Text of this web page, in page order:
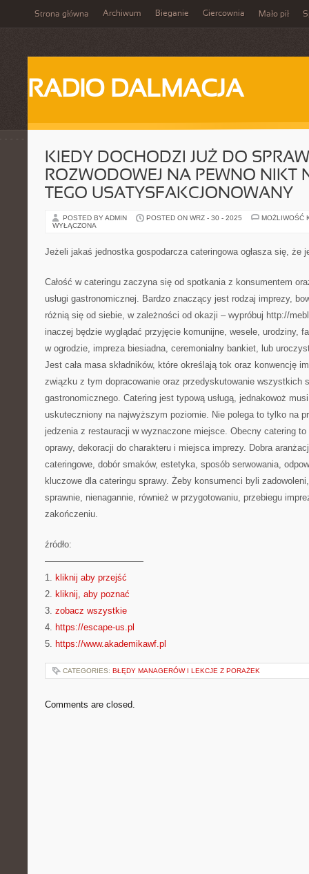
Strona główna Archiwum Bieganie Giercownia Mało pił
RADIO DALMACJA
KIEDY DOCHODZI JUŻ DO
ROZWODOWEJ NA PEWNO NIKT
TEGO USATYSFAKCJONOWANY
POSTED BY ADMIN POSTED ON WRZ - 30 - 2025
MOŻLIWOŚĆ
WYŁĄCZONA
Jeżeli jakaś jednostka gospodarcza cateringowa ogłasza się, że
Całość w cateringu zaczyna się od spotkania z konsumentem
usługi gastronomicznej. Bardzo znaczący jest rodzaj imprezy,
różnią się od siebie, w zależności od okazji – wypróbuj http://
inaczej będzie wyglądać przyjęcie komunijne, wesele, urodziny,
w ogrodzie, impreza biesiadna, ceremonialny bankiet, lub
Jest cała masa składników, które określają tok oraz konwencję
związku z tym dopracowanie oraz przedyskutowanie wszystkich
gastronomicznego. Catering jest typową usługą, jednakowoż
uskuteczniony na najwyższym poziomie. Nie polega to tylko na
jedzenia z restauracji w wyznaczone miejsce. Obecny catering to
oprawy, dekoracji do charakteru i miejsca imprezy. Dobra
cateringowe, dobór smaków, estetyka, sposób serwowania,
kluczowe dla cateringu sprawy. Żeby konsumenci byli
sprawnie, nienagannie, również w przygotowaniu, przebiegu
zakończeniu.
źródło:
———————————
1. kliknij aby przejść
2. kliknij, aby poznać
3. zobacz wszystkie
4. https://escape-us.pl
5. https://www.akademikawf.pl
CATEGORIES: BŁĘDY MANAGERÓW I LEKCJE Z PORAŻEK
Comments are closed.